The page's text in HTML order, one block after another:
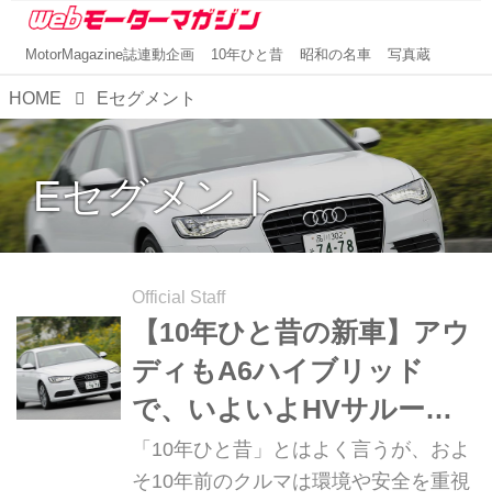
MotorMagazine誌連動企画 10年ひと昔 昭和の名車 写真蔵
HOME Eセグメント
Eセグメント
Official Staff
【10年ひと昔の新車】アウ
ディもA6ハイブリッド
で、いよいよHVサルーン
ウオーズに参戦した
「10年ひと昔」とはよく言うが、およ
そ10年前のクルマは環境や安全を重視